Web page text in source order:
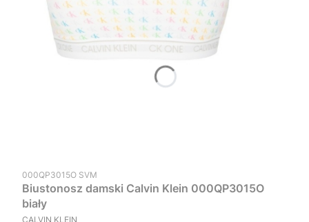
Kod produktu
000QP3015O SVM
Biustonosz damski Calvin Klein 000QP3015O
biały
PRODUCENT
CALVIN KLEIN